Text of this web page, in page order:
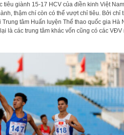
tiêu giành 15-17 HCV của điền kinh Việt
thậm chí còn có thể vượt chỉ tiêu. Bởi chỉ
tâm Huấn luyện Thể thao quốc gia Hà
là các trung tâm khác vốn cũng có các VĐV